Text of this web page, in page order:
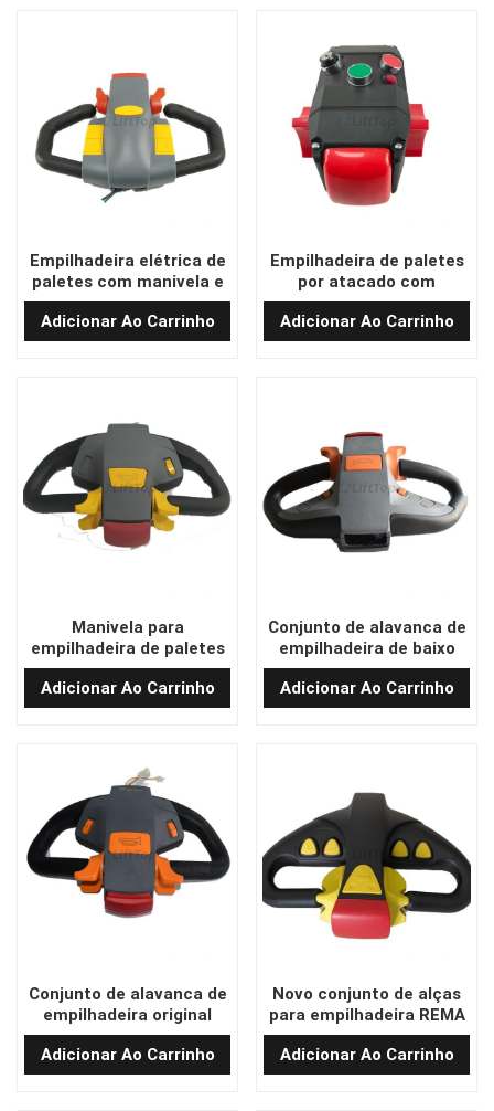
Empilhadeira elétrica de
paletes com manivela e
timão CPD1016
Adicionar Ao Carrinho
Empilhadeira de paletes
por atacado com
manivela de resistência
Adicionar Ao Carrinho
Manivela para
empilhadeira de paletes
OEM fabricada na China
TEMO-200
Adicionar Ao Carrinho
Conjunto de alavanca de
empilhadeira de baixo
preço fabricado na China
TEMO-600
Adicionar Ao Carrinho
Conjunto de alavanca de
empilhadeira original
TEMO-200
Adicionar Ao Carrinho
Novo conjunto de alças
para empilhadeira REMA
fabricado na China
Adicionar Ao Carrinho